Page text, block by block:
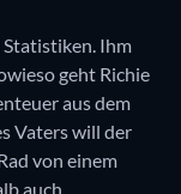
Ihm
geht Richie
aus dem
Vaters will der
von einem
auch